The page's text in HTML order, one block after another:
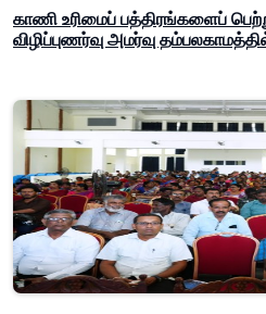
காணி உரிமைப் பத்திரங்களைப்
விழிப்புணர்வு அமர்வு